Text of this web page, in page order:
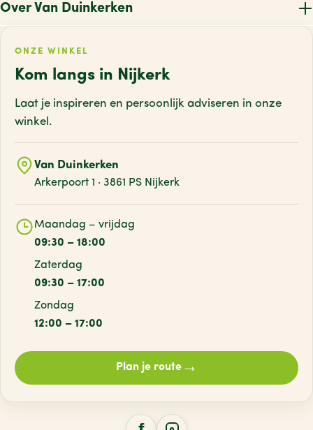
Over Van Duinkerken
ONZE WINKEL
Kom langs in Nijkerk
Laat je inspireren en persoonlijk adviseren in onze
winkel.
Van Duinkerken
Arkerpoort 1 · 3861 PS Nijkerk
Maandag – vrijdag
09:30 – 18:00
Zaterdag
09:30 – 17:00
Zondag
12:00 – 17:00
Plan je route→